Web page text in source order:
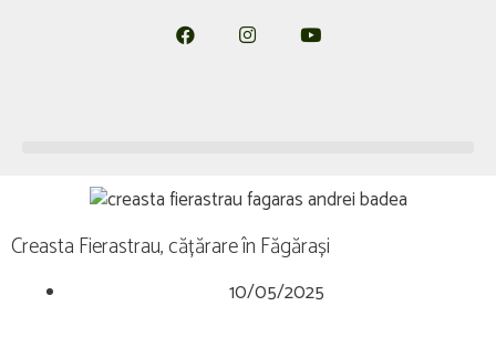
Creasta Fierastrau, cățărare în Făgărași
10/05/2025